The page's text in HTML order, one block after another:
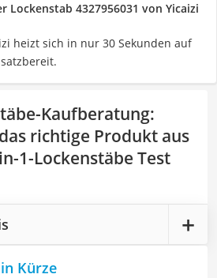
Lockenstab 4327956031 von Yicaizi
heizt sich in nur 30 Sekunden auf
Kaufberatung:
richtige Produkt aus
1-Lockenstäbe Test
Kürze